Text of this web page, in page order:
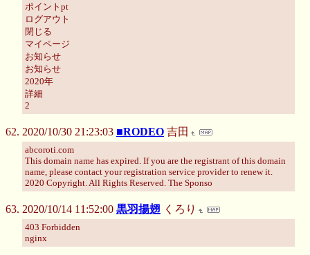
ポイントpt
ログアウト
閉じる
マイページ
お知らせ
お知らせ
2020年
詳細
2
2020/10/30 21:23:03 ■RODEO 吉田
abcoroti.com
This domain name has expired. If you are the registrant of this domain
name, please contact your registration service provider to renew it.
2020 Copyright. All Rights Reserved. The Sponso
2020/10/14 11:52:00 黒羽揚翅 くろり
403 Forbidden
nginx